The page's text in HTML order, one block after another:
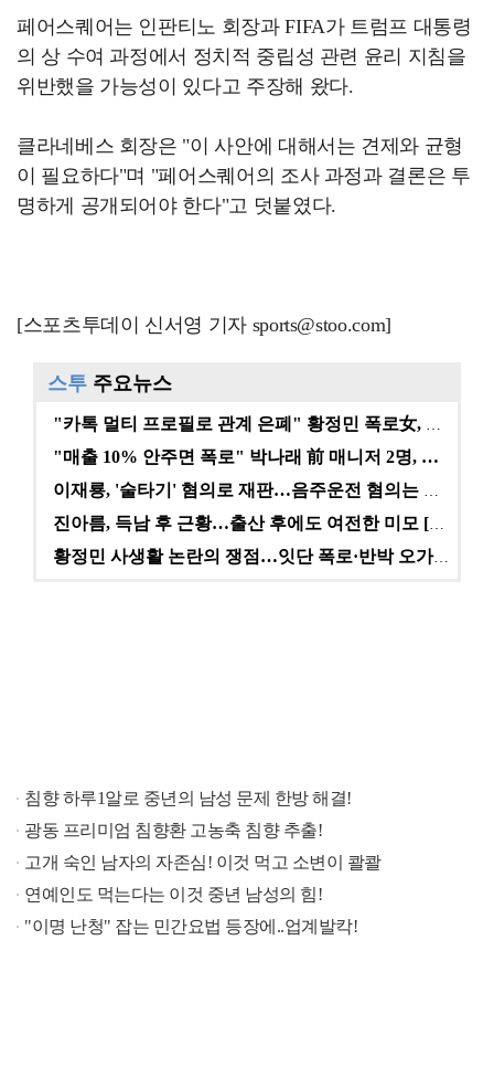
페어스퀘어는 인판티노 회장과 FIFA가 트럼프 대통령
의 상 수여 과정에서 정치적 중립성 관련 윤리 지침을
위반했을 가능성이 있다고 주장해 왔다.
클라네베스 회장은 "이 사안에 대해서는 견제와 균형
이 필요하다"며 "페어스퀘어의 조사 과정과 결론은 투
명하게 공개되어야 한다"고 덧붙였다.
[스포츠투데이 신서영 기자 sports@stoo.com]
스투 주요뉴스
"카톡 멀티 프로필로 관계 은폐" 황정민 폭로女, 문자…
"매출 10% 안주면 폭로" 박나래 前 매니저 2명, …
이재룡, '술타기' 혐의로 재판…음주운전 혐의는 미적용…
진아름, 득남 후 근황…출산 후에도 여전한 미모 [스타…
황정민 사생활 논란의 쟁점…잇단 폭로·반박 오가는 소모…